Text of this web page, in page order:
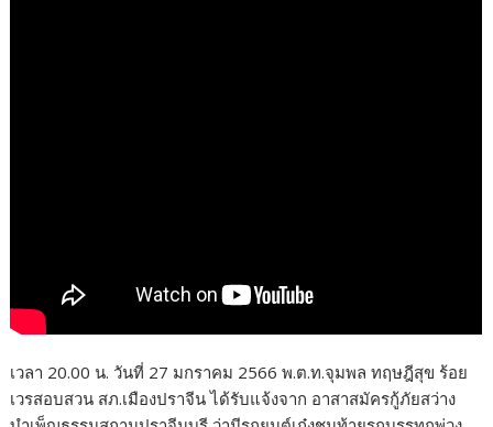
เวลา 20.00 น. วันที่ 27 มกราคม 2566 พ.ต.ท.จุมพล ทฤษฎีสุข ร้อย
เวรสอบสวน สภ.เมืองปราจีน ได้รับแจ้งจาก อาสาสมัครกู้ภัยสว่าง